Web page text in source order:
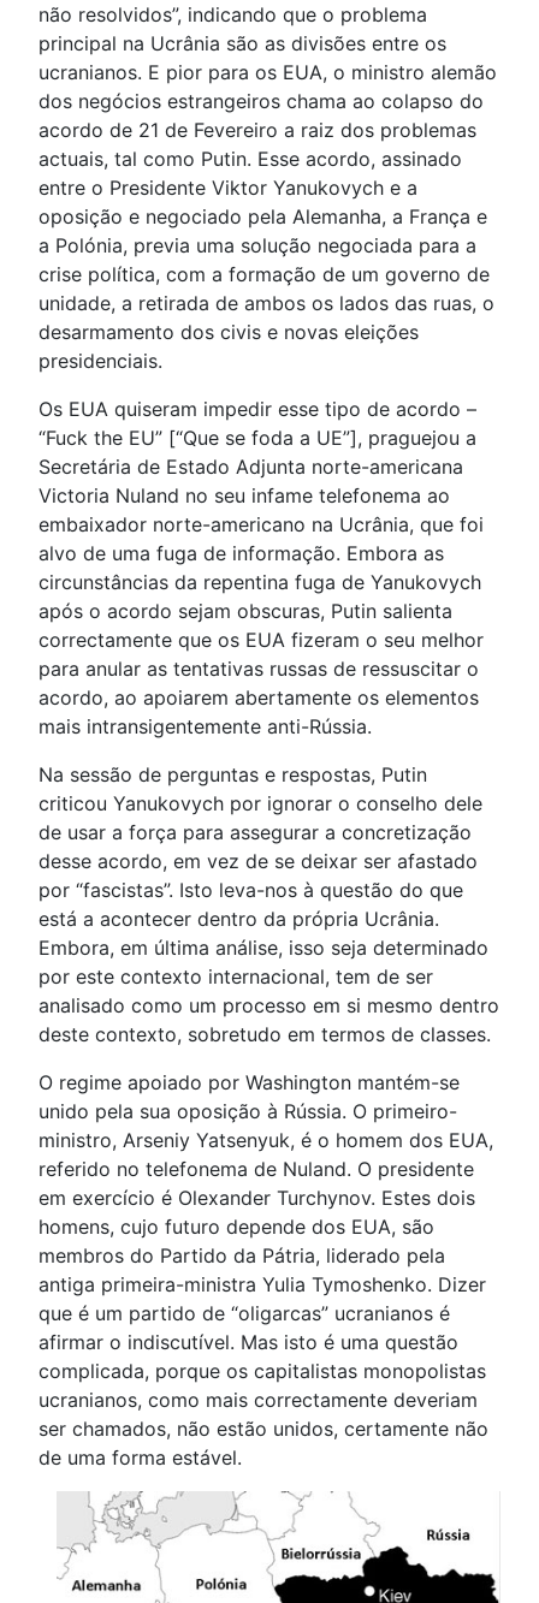
não resolvidos”, indicando que o problema
principal na Ucrânia são as divisões entre os
ucranianos. E pior para os EUA, o ministro alemão
dos negócios estrangeiros chama ao colapso do
acordo de 21 de Fevereiro a raiz dos problemas
actuais, tal como Putin. Esse acordo, assinado
entre o Presidente Viktor Yanukovych e a
oposição e negociado pela Alemanha, a França e
a Polónia, previa uma solução negociada para a
crise política, com a formação de um governo de
unidade, a retirada de ambos os lados das ruas, o
desarmamento dos civis e novas eleições
presidenciais.
Os EUA quiseram impedir esse tipo de acordo –
“Fuck the EU” [“Que se foda a UE”], praguejou a
Secretária de Estado Adjunta norte-americana
Victoria Nuland no seu infame telefonema ao
embaixador norte-americano na Ucrânia, que foi
alvo de uma fuga de informação. Embora as
circunstâncias da repentina fuga de Yanukovych
após o acordo sejam obscuras, Putin salienta
correctamente que os EUA fizeram o seu melhor
para anular as tentativas russas de ressuscitar o
acordo, ao apoiarem abertamente os elementos
mais intransigentemente anti-Rússia.
Na sessão de perguntas e respostas, Putin
criticou Yanukovych por ignorar o conselho dele
de usar a força para assegurar a concretização
desse acordo, em vez de se deixar ser afastado
por “fascistas”. Isto leva-nos à questão do que
está a acontecer dentro da própria Ucrânia.
Embora, em última análise, isso seja determinado
por este contexto internacional, tem de ser
analisado como um processo em si mesmo dentro
deste contexto, sobretudo em termos de classes.
O regime apoiado por Washington mantém-se
unido pela sua oposição à Rússia. O primeiro-
ministro, Arseniy Yatsenyuk, é o homem dos EUA,
referido no telefonema de Nuland. O presidente
em exercício é Olexander Turchynov. Estes dois
homens, cujo futuro depende dos EUA, são
membros do Partido da Pátria, liderado pela
antiga primeira-ministra Yulia Tymoshenko. Dizer
que é um partido de “oligarcas” ucranianos é
afirmar o indiscutível. Mas isto é uma questão
complicada, porque os capitalistas monopolistas
ucranianos, como mais correctamente deveriam
ser chamados, não estão unidos, certamente não
de uma forma estável.